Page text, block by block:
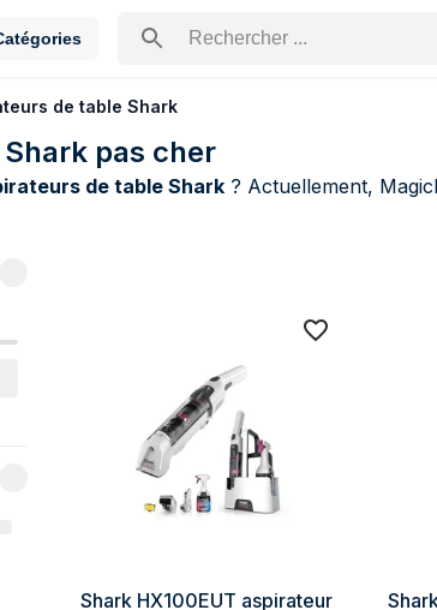
Rechercher un produit
de table Shark
pas cher
de table Shark ? Actuellement,
Catalogue Shark
Shark HX100EUT aspirateur